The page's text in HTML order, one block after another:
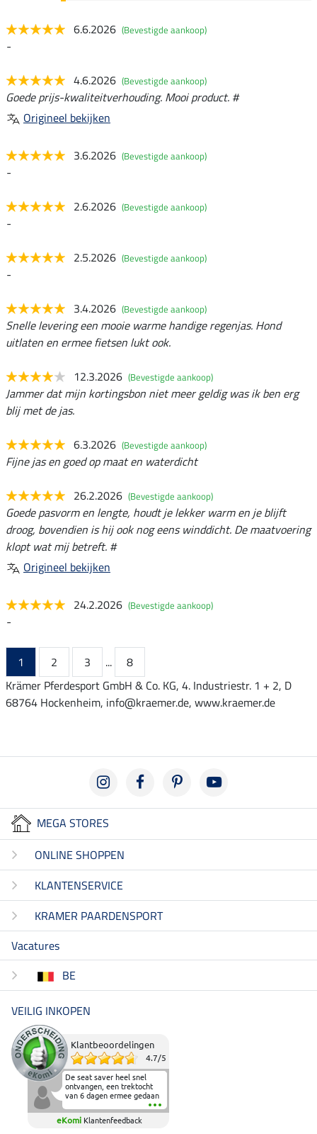
6.6.2026 (Bevestigde aankoop)
-
4.6.2026 (Bevestigde aankoop)
Goede prijs-kwaliteitverhouding. Mooi product. #
Origineel bekijken
3.6.2026 (Bevestigde aankoop)
-
2.6.2026 (Bevestigde aankoop)
-
2.5.2026 (Bevestigde aankoop)
-
3.4.2026 (Bevestigde aankoop)
Snelle levering een mooie warme handige regenjas. Hond
uitlaten en ermee fietsen lukt ook.
12.3.2026 (Bevestigde aankoop)
Jammer dat mijn kortingsbon niet meer geldig was ik ben erg
blij met de jas.
6.3.2026 (Bevestigde aankoop)
Fijne jas en goed op maat en waterdicht
26.2.2026 (Bevestigde aankoop)
Goede pasvorm en lengte, houdt je lekker warm en je blijft
droog, bovendien is hij ook nog eens winddicht. De maatvoering
klopt wat mij betreft. #
Origineel bekijken
24.2.2026 (Bevestigde aankoop)
-
1 2 3 ...
8
Krämer Pferdesport GmbH & Co. KG, 4. Industriestr. 1 + 2, D
68764 Hockenheim, info@kraemer.de, www.kraemer.de
MEGA STORES
ONLINE SHOPPEN
KLANTENSERVICE
KRAMER PAARDENSPORT
Vacatures
BE
VEILIG INKOPEN
Klantbeoordelingen
4.7/5
De seat saver heel snel
ontvangen, een trektocht
van 6 dagen ermee gedaan
en deze heeft de beproeving
fantastisch doorstaan.
Heerlijk zacht om op te
eKomi Klantenfeedback